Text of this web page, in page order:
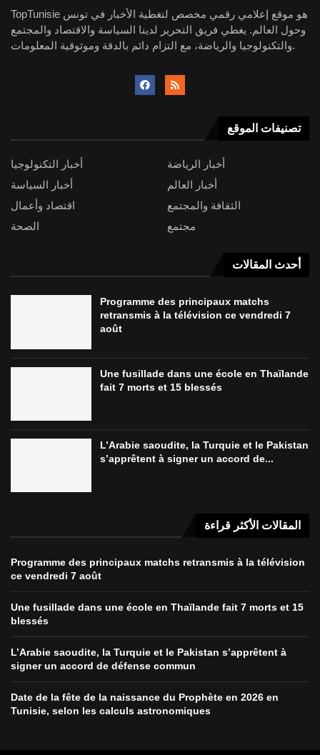
TopTunisie هو موقع إعلامي رقمي مخصص لتغطية الأخبار في تونس
وحول العالم. يغطي فريق التحرير لدينا السياسة والاقتصاد والمجتمع
والتكنولوجيا والرياضة، مع التزام دائم بالدقة وموثوقية المعلومات.
تصنيفات الموقع
أخبار التكنولوجيا
أخبار الرياضة
أخبار السياسة
أخبار العالم
اقتصاد وأعمال
الثقافة والمجتمع
الصحة
مجتمع
أحدث المقالات
Programme des principaux matchs
retransmis à la télévision ce vendredi 7
août
Une fusillade dans une école en Thaïlande
fait 7 morts et 15 blessés
L’Arabie saoudite, la Turquie et le Pakistan
s’apprêtent à signer un accord de...
المقالات الأكثر قراءة
Programme des principaux matchs retransmis à la télévision
ce vendredi 7 août
Une fusillade dans une école en Thaïlande fait 7 morts et 15
blessés
L’Arabie saoudite, la Turquie et le Pakistan s’apprêtent à
signer un accord de défense commun
Date de la fête de la naissance du Prophète en 2026 en
Tunisie, selon les calculs astronomiques